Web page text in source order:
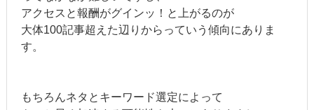
アクセスと報酬がグインッ！と上がるのが
大体100記事超えた辺りからっていう傾向にありま
す。
もちろんネタとキーワード選定によって